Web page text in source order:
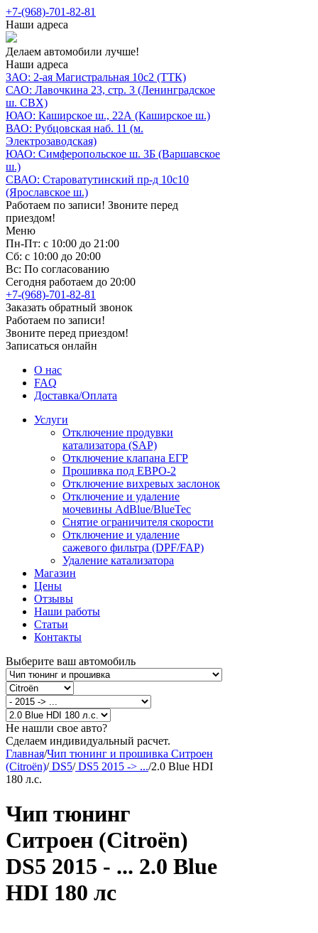
+7-(968)-701-82-81
Наши адреса
Делаем автомобили лучше!
Наши адреса
ЗАО: 2-ая Магистральная 10с2 (ТТК)
САО: Лавочкина 23, стр. 3 (Ленинградское
ш. СВХ)
ЮАО: Каширское ш., 22А (Каширское ш.)
ВАО: Рубцовская наб. 11 (м.
Электрозаводская)
ЮАО: Симферопольское ш. 3Б (Варшавское
ш.)
СВАО: Староватутинский пр-д 10с10
(Ярославское ш.)
Работаем по записи! Звоните перед
приездом!
Меню
Пн-Пт: с 10:00 до 21:00
Сб: с 10:00 до 20:00
Вс: По согласованию
Сегодня работаем до 20:00
+7-(968)-701-82-81
Заказать обратный звонок
Работаем по записи!
Звоните перед приездом!
Записаться онлайн
О нас
FAQ
Доставка/Оплата
Услуги
Отключение продувки
катализатора (SAP)
Отключение клапана ЕГР
Прошивка под ЕВРО-2
Отключение вихревых заслонок
Отключение и удаление
мочевины AdBlue/BlueTec
Снятие ограничителя скорости
Отключение и удаление
сажевого фильтра (DPF/FAP)
Удаление катализатора
Магазин
Цены
Отзывы
Наши работы
Статьи
Контакты
Выберите ваш автомобиль
Не нашли свое авто?
Сделаем индивидуальный расчет.
Главная/Чип тюнинг и прошивка Ситроен
(Citroën)/DS5/DS5 2015 -> .../2.0 Blue HDI
180 л.с.
Чип тюнинг
Ситроен (Citroën)
DS5 2015 - ... 2.0 Blue
HDI 180 лс